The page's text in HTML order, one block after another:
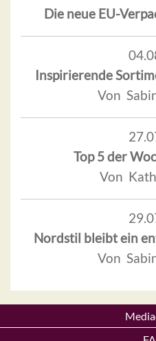
Die neue EU-
Inspirierende
Von
Top 5 der
Von
Nordstil bleibt ein
Von